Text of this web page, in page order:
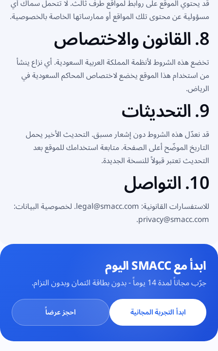
قد يحتوي الموقع على روابط لمواقع طرف ثالث. لا تتحمل سماك أي
مسؤولية عن محتوى تلك المواقع أو ممارساتها الخاصة بالخصوصية.
8. القانون والاختصاص
تخضع هذه الشروط لأنظمة المملكة العربية السعودية. أي نزاع ينشأ
من استخدام هذا الموقع يخضع لاختصاص المحاكم السعودية في
الرياض.
9. التحديثات
قد نعدّل هذه الشروط دون إشعار مسبق. التحديث الأخير يحمل
التاريخ الموضّح أعلى الصفحة. متابعة استخدامك للموقع بعد
التحديث تعتبر قبولاً للنسخة الجديدة.
10. التواصل
للاستفسارات القانونية:legal@smacc.com. لخصوصية البيانات:
privacy@smacc.com
.
ابدأ مع SMACC اليوم
جرّب مجاناً لمدة 14 يوماً - بدون بطاقة ائتمان وبدون التزام.
ابدأ التجربة المجانية احجز عرضاً